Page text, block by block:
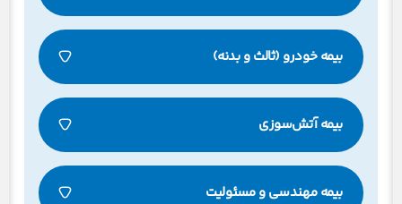
بیمه خودرو (ثالث و بدنه)
بیمه آتش‌سوزی
بیمه مهندسی و مسئولیت